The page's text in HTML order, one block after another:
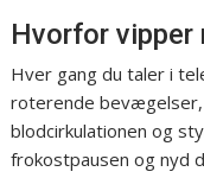
Hvorfor vipper
Hver gang du taler i
roterende
blodcirkulationen og
frokostpausen og nyd